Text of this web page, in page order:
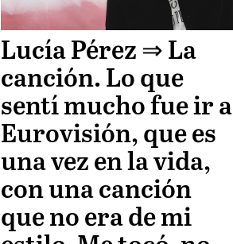
Loaded
:
100.00%
Lucía Pérez ⇒ La
canción. Lo que
sentí mucho fue ir a
Eurovisión, que es
una vez en la vida,
con una canción
que no era de mi